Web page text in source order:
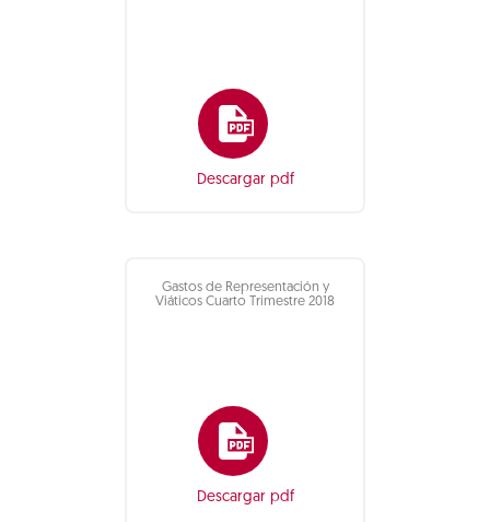
Descargar pdf
Gastos de Representación y
Viáticos Cuarto Trimestre 2018
Descargar pdf